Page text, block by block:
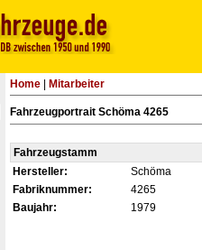
Home| Mitarbeiter
Fahrzeugportrait Schöma 4265
Fahrzeugstamm
Hersteller:
Schöma
Fabriknummer:
4265
Baujahr:
1979